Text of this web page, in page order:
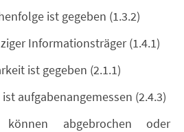
ist gegeben (1.3.2)
Informationsträger (1.4.1)
ist gegeben (2.1.1)
aufgabenangemessen (2.4.3)
können abgebrochen oder